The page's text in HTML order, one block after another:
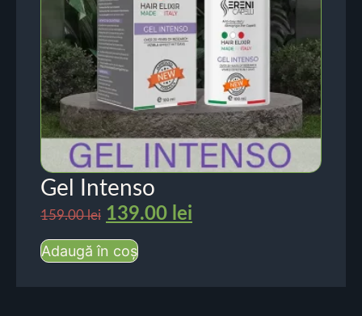
Gel Intenso
159.00lei 139.00 lei
Adaugă în coș